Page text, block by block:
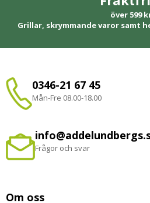
över 599
Grillar, skrymmande varor samt
0346-21 67 45
Mån-Fre 08.00-18.00
Frågor och svar
Om oss